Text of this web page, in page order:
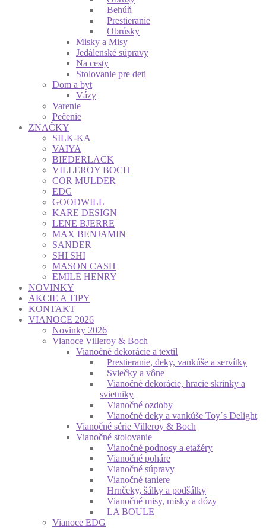
Behúň
Prestieranie
Obrúsky
Misky a Misy
Jedálenské súpravy
Na cesty
Stolovanie pre deti
Dom a byt
Vázy
Varenie
Pečenie
ZNAČKY
SILK-KA
VAIYA
BIEDERLACK
VILLEROY BOCH
COR MULDER
EDG
GOODWILL
KARE DESIGN
LENE BJERRE
MAX BENJAMIN
SANDER
SHI SHI
MASON CASH
EMILE HENRY
NOVINKY
AKCIE A TIPY
KONTAKT
VIANOCE 2026
Novinky 2026
Vianoce Villeroy & Boch
Vianočné dekorácie a textil
Prestieranie, deky, vankúše a servítky
Sviečky a vône
Vianočné dekorácie, hracie skrinky a
svietniky
Vianočné ozdoby
Vianočné deky a vankúše Toy´s Delight
Vianočné série Villeroy & Boch
Vianočné stolovanie
Vianočné podnosy a etažéry
Vianočné poháre
Vianočné súpravy
Vianočné taniere
Hrnčeky, šálky a podšálky
Vianočné misy, misky a dózy
LA BOULE
Vianoce EDG